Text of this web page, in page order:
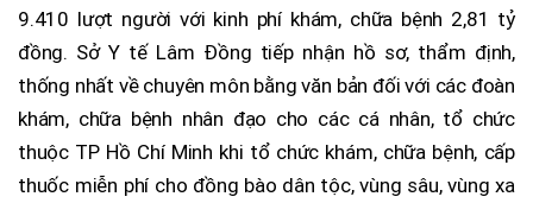
9.410 lượt người với kinh phí khám, chữa bệnh 2,81 tỷ
đồng. Sở Y tế Lâm Đồng tiếp nhận hồ sơ, thẩm định,
thống nhất về chuyên môn bằng văn bản đối với các đoàn
khám, chữa bệnh nhân đạo cho các cá nhân, tổ chức
thuộc TP Hồ Chí Minh khi tổ chức khám, chữa bệnh, cấp
thuốc miễn phí cho đồng bào dân tộc, vùng sâu, vùng xa